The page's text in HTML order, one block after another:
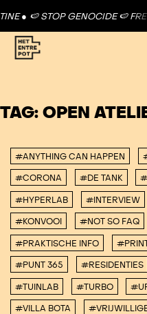
● 🍉 STOP GENOCIDE 🍉 FREE
TAG: OPEN
#ANYTHING CAN HAPPEN
#CORONA #DE TANK
#HYPERLAB #INTERVIEW
#KONVOOI #NOT SO FAQ
#PRAKTISCHE INFO
#PUNT 365 #RESIDENTIES
#TUINLAB #TURBO
#VILLA BOTA